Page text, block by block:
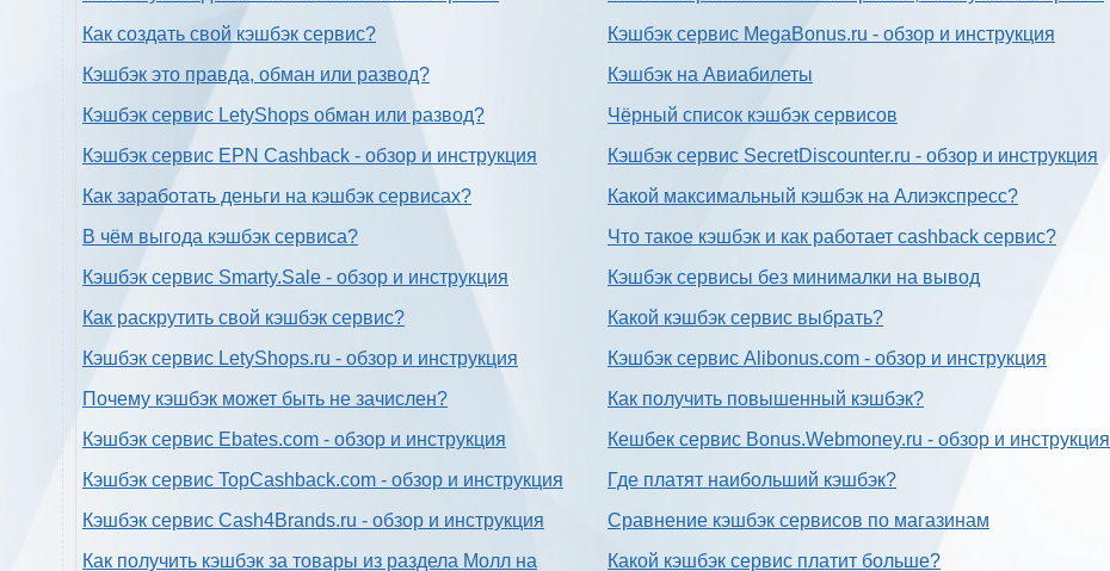
Как создать свой кэшбэк сервис?
Кэшбэк это правда, обман или развод?
Кэшбэк сервис LetyShops обман или развод?
Кэшбэк сервис EPN Cashback - обзор и инструкция
Как заработать деньги на кэшбэк сервисах?
В чём выгода кэшбэк сервиса?
Кэшбэк сервис Smarty.Sale - обзор и инструкция
Как раскрутить свой кэшбэк сервис?
Кэшбэк сервис LetyShops.ru - обзор и инструкция
Почему кэшбэк может быть не зачислен?
Кэшбэк сервис Ebates.com - обзор и инструкция
Кэшбэк сервис TopCashback.com - обзор и инструкция
Кэшбэк сервис Cash4Brands.ru - обзор и инструкция
Как получить кэшбэк за товары из раздела Молл на
Кэшбэк сервис MegaBonus.ru - обзор и инструкция
Кэшбэк на Авиабилеты
Чёрный список кэшбэк сервисов
Кэшбэк сервис SecretDiscounter.ru - обзор и инструкция
Какой максимальный кэшбэк на Алиэкспресс?
Что такое кэшбэк и как работает cashback сервис?
Кэшбэк сервисы без минималки на вывод
Какой кэшбэк сервис выбрать?
Кэшбэк сервис Alibonus.com - обзор и инструкция
Как получить повышенный кэшбэк?
Кешбек сервис Bonus.Webmoney.ru - обзор и инструкция
Где платят наибольший кэшбэк?
Сравнение кэшбэк сервисов по магазинам
Какой кэшбэк сервис платит больше?